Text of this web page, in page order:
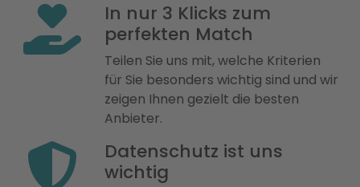
In nur 3 Klicks zum
perfekten Match
Teilen Sie uns mit, welche Kriterien
für Sie besonders wichtig sind und wir
zeigen Ihnen gezielt die besten
Anbieter.
Datenschutz ist uns
wichtig